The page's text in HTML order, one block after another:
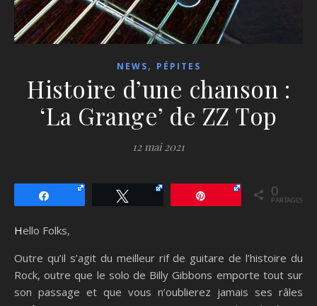
NEWS, PÉPITES
Histoire d’une chanson :
‘La Grange’ de ZZ Top
12 mai 2021
0
PARTAGES
Hello Folks,
Outre qu’il s’agit du meilleur rif de guitare de l’histoire du
Rock, outre que le solo de Billy Gibbons emporte tout sur
son passage et que vous n’oublierez jamais ses râles